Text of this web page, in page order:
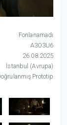
Fonlanamadı
A3O3U6
26.08.2025
İstanbul (Avrupa)
Prototip